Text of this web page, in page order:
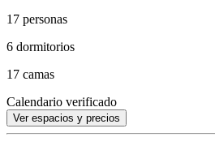
17 personas
6 dormitorios
17 camas
Calendario verificado
Ver espacios y precios